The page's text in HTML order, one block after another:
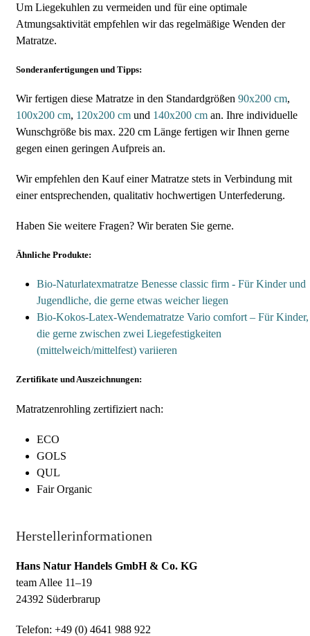
Um Liegekuhlen zu vermeiden und für eine optimale
Atmungsaktivität empfehlen wir das regelmäßige Wenden der
Matratze.
Sonderanfertigungen und Tipps:
Wir fertigen diese Matratze in den Standardgrößen 90x200 cm,
100x200 cm, 120x200 cm und 140x200 cm an. Ihre individuelle
Wunschgröße bis max. 220 cm Länge fertigen wir Ihnen gerne
gegen einen geringen Aufpreis an.
Wir empfehlen den Kauf einer Matratze stets in Verbindung mit
einer entsprechenden, qualitativ hochwertigen Unterfederung.
Haben Sie weitere Fragen? Wir beraten Sie gerne.
Ähnliche Produkte:
Bio-Naturlatexmatratze Benesse classic firm - Für Kinder und
Jugendliche, die gerne etwas weicher liegen
Bio-Kokos-Latex-Wendematratze Vario comfort – Für Kinder,
die gerne zwischen zwei Liegefestigkeiten
(mittelweich/mittelfest) variieren
Zertifikate und Auszeichnungen:
Matratzenrohling zertifiziert nach:
ECO
GOLS
QUL
Fair Organic
Herstellerinformationen
Hans Natur Handels GmbH & Co. KG
team Allee 11–19
24392 Süderbrarup
Telefon: +49 (0) 4641 988 922